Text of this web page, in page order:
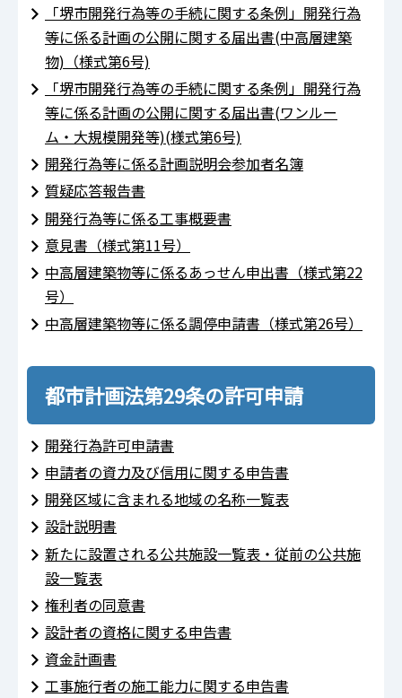
「堺市開発行為等の手続に関する条例」開発行為
等に係る計画の公開に関する届出書(中高層建築
物)（様式第6号)
「堺市開発行為等の手続に関する条例」開発行為
等に係る計画の公開に関する届出書(ワンルー
ム・大規模開発等)(様式第6号)
開発行為等に係る計画説明会参加者名簿
質疑応答報告書
開発行為等に係る工事概要書
意見書（様式第11号）
中高層建築物等に係るあっせん申出書（様式第22
号）
中高層建築物等に係る調停申請書（様式第26号）
都市計画法第29条の許可申請
開発行為許可申請書
申請者の資力及び信用に関する申告書
開発区域に含まれる地域の名称一覧表
設計説明書
新たに設置される公共施設一覧表・従前の公共施
設一覧表
権利者の同意書
設計者の資格に関する申告書
資金計画書
工事施行者の施工能力に関する申告書